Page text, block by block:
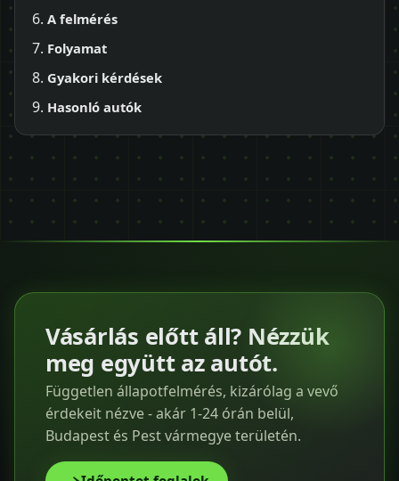
A felmérés
Folyamat
Gyakori kérdések
Hasonló autók
Vásárlás előtt áll? Nézzük
meg együtt az autót.
Független állapotfelmérés, kizárólag a vevő
érdekeit nézve - akár 1-24 órán belül,
Budapest és Pest vármegye területén.